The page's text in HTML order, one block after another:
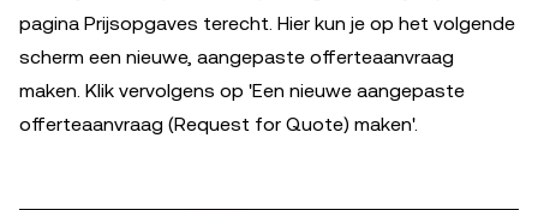
pagina Prijsopgaves terecht. Hier kun je op het volgende
scherm een ​​nieuwe, aangepaste offerteaanvraag
maken. Klik vervolgens op 'Een nieuwe aangepaste
offerteaanvraag (Request for Quote) maken'.